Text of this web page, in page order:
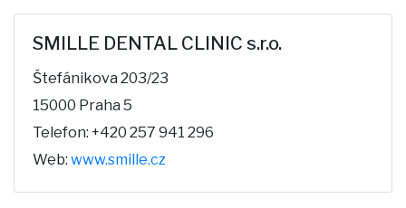
SMILLE DENTAL CLINIC s.r.o.
Štefánikova 203/23
15000 Praha 5
Telefon: +420 257 941 296
Web: www.smille.cz